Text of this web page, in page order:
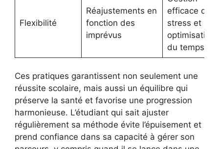
Flexibilité
Réajustements en
fonction des
imprévus
efficace du
stress et
optimisation
du temps
Ces pratiques garantissent non seulement une
réussite scolaire, mais aussi un équilibre qui
préserve la santé et favorise une progression
harmonieuse. L’étudiant qui sait ajuster
régulièrement sa méthode évite l’épuisement et
prend confiance dans sa capacité à gérer son